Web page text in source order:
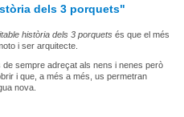
dels 3 porquets"
història dels 3 porquets és que el més
i ser arquitecte.
sempre adreçat als nens i nenes però
i que, a més a més, us permetran
nova.